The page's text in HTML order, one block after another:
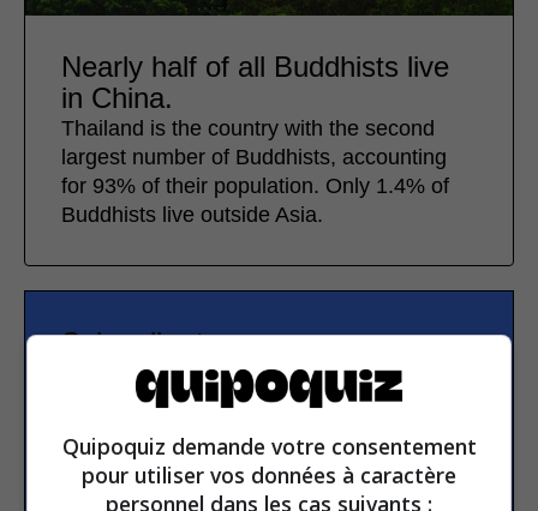
Nearly half of all Buddhists live
in China.
Thailand is the country with the second
largest number of Buddhists, accounting
for 93% of their population. Only 1.4% of
Buddhists live outside Asia.
Subscribe to our
newsletter
Email address
Quipoquiz demande votre consentement
pour utiliser vos données à caractère
personnel dans les cas suivants :